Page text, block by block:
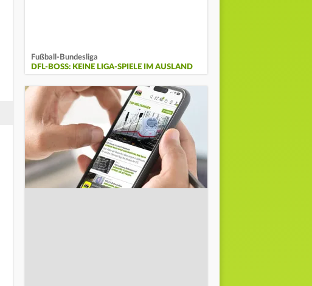
Fußball-Bundesliga
DFL-BOSS: KEINE LIGA-SPIELE IM AUSLAND